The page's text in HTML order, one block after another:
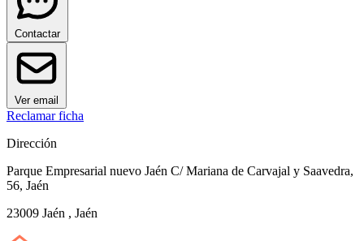
Contactar
Ver email
Reclamar ficha
Dirección
Parque Empresarial nuevo Jaén C/ Mariana de Carvajal y Saavedra,
56, Jaén
23009 Jaén , Jaén